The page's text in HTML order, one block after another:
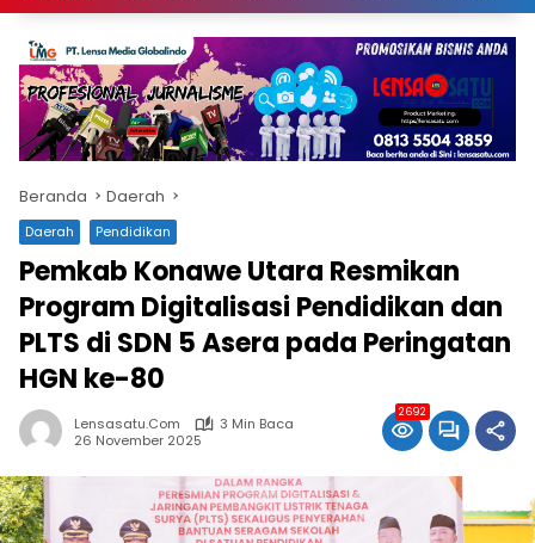
Beranda Daerah
Daerah Pendidikan
Pemkab Konawe Utara Resmikan
Program Digitalisasi Pendidikan dan
PLTS di SDN 5 Asera pada Peringatan
HGN ke-80
Lensasatu.com
3 Min Baca
26 November 2025
2692